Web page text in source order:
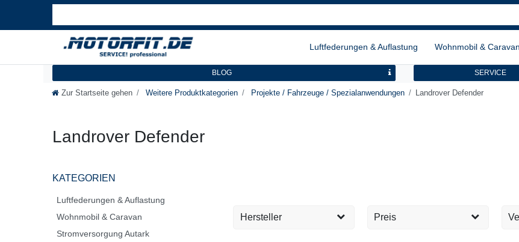
Luftfederungen & Auflastung Wohnmobil & Caravan
BLOG SERVICE
Zur Startseite gehen Weitere Produktkategorien Projekte / Fahrzeuge / Spezialanwendungen Landrover Defender
Landrover Defender
KATEGORIEN
Luftfederungen & Auflastung
Wohnmobil & Caravan
Stromversorgung Autark
Hersteller Preis